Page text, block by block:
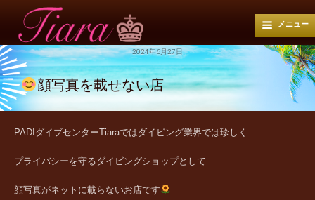
メニュー
2024年6月27日
顔写真を載せない店
PADIダイブセンターTiaraではダイビング業界では珍しく
プライバシーを守るダイビングショップとして
顔写真がネットに載らないお店です